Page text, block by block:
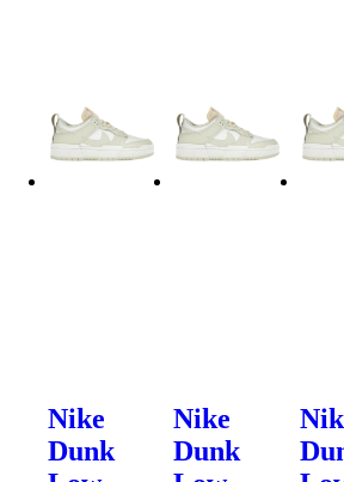
Nike
Dunk
Nike
Dunk